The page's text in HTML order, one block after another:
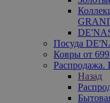
Посуда
Ковры от
Распродажа.
Назад